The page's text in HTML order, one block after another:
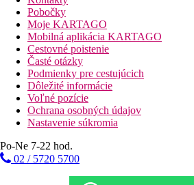
Izby
Izba Deluxe s 1 manželskou
Táto izba typu Deluxe o veľkosti 51
ponúka manželskú posteľ veľkosti
Izba má výhľad do záhrady a vlastný
vybavenie patrí sprchovací kút, sušič
Vychutnajte si svoje obľúbené
káblovej TV s plochou obrazovkou.
priestranný pracovný stôl, izbový
na prípravu kávy a čaju Nespresso,
voľbou, USB porty na nabíjanie
pripojenie.
Luxusná izba s 1 manželskou
Pobočky
Moje KARTAGO
Mobilná aplikácia KARTAGO
Cestovné poistenie
Časté otázky
Podmienky pre cestujúcich
Dôležité informácie
Voľné pozície
Ochrana osobných údajov
Nastavenie súkromia
Po-Ne 7-22 hod.
02 / 5720 5700